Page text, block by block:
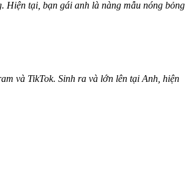
Hiện tại, bạn gái anh là nàng mẫu nóng bỏng
và TikTok. Sinh ra và lớn lên tại Anh, hiện